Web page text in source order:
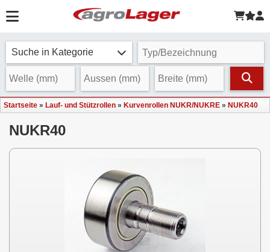
Suche in Kategorie
Startseite » Lauf- und Stützrollen » Kurvenrollen NUKR/NUKRE » NUKR40
NUKR40